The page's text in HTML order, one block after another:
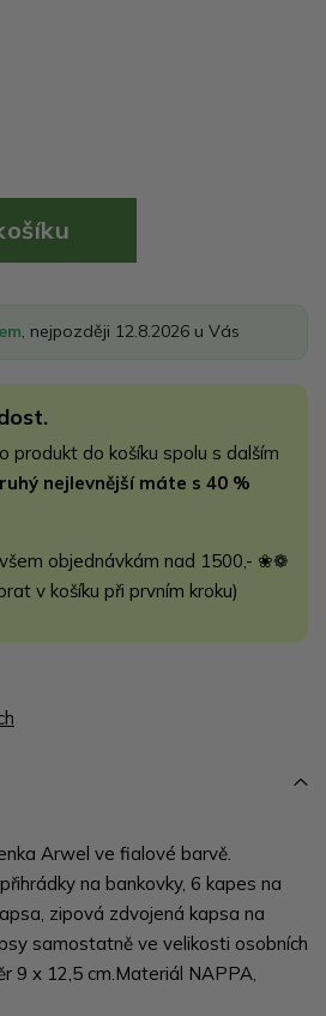
, nejpozději 12.8.2026 u Vás
produkt do košíku spolu s dalším
nejlevnější máte s 40 %
objednávkám nad 1500,- ❀❁
v košíku při prvním kroku)
Arwel ve fialové barvě.
na bankovky, 6 kapes na
zipová zdvojená kapsa na
samostatně ve velikosti osobních
9 x 12,5 cm.Materiál NAPPA,